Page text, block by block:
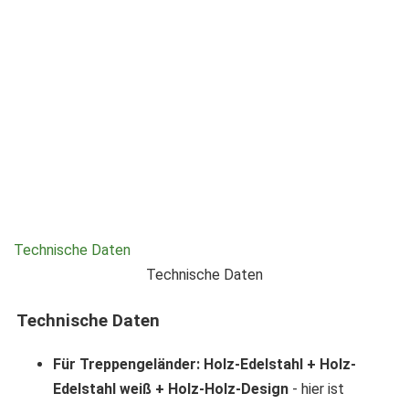
Technische Daten
Technische Daten
Technische Daten
Für Treppengeländer: Holz-Edelstahl + Holz-
Edelstahl weiß + Holz-Holz-Design - hier ist